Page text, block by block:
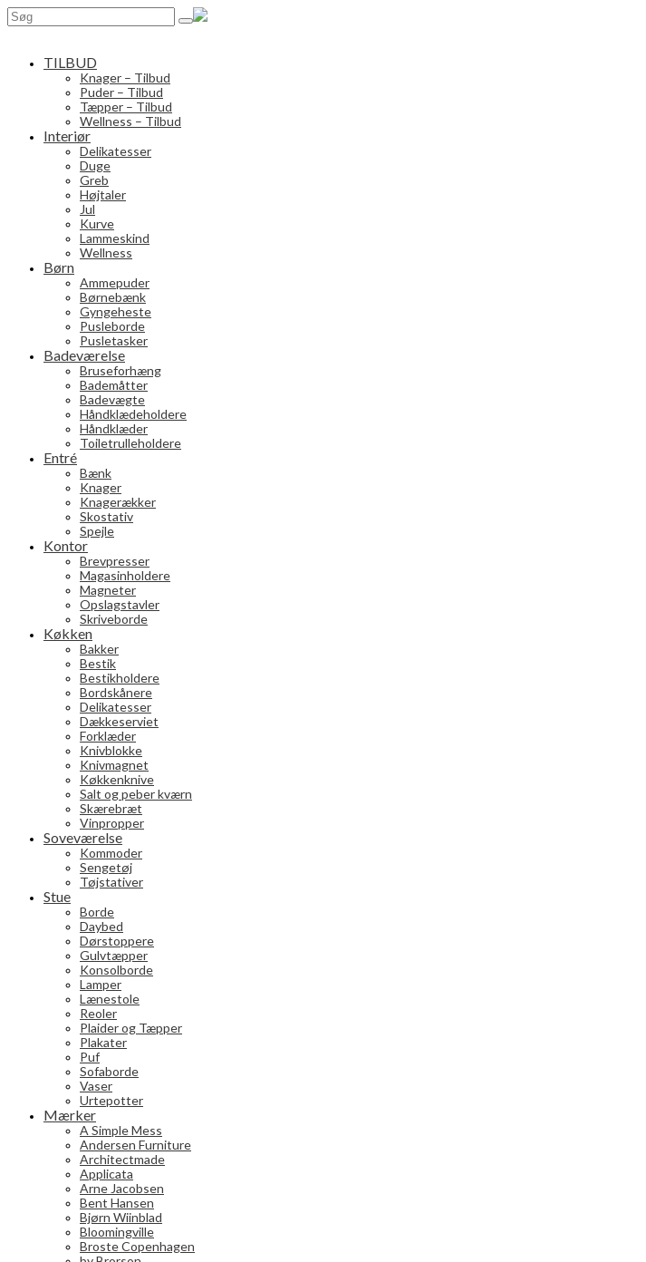
Search
for:
TILBUD
Knager – Tilbud
Puder – Tilbud
Tæpper – Tilbud
Wellness – Tilbud
Interiør
Delikatesser
Duge
Greb
Højtaler
Jul
Kurve
Lammeskind
Wellness
Børn
Ammepuder
Børnebænk
Gyngeheste
Pusleborde
Pusletasker
Badeværelse
Bruseforhæng
Bademåtter
Badevægte
Håndklædeholdere
Håndklæder
Toiletrulleholdere
Entré
Bænk
Knager
Knagerækker
Skostativ
Spejle
Kontor
Brevpresser
Magasinholdere
Magneter
Opslagstavler
Skriveborde
Køkken
Bakker
Bestik
Bestikholdere
Bordskånere
Delikatesser
Dækkeserviet
Forklæder
Knivblokke
Knivmagnet
Køkkenknive
Salt og peber kværn
Skærebræt
Vinpropper
Soveværelse
Kommoder
Sengetøj
Tøjstativer
Stue
Borde
Daybed
Dørstoppere
Gulvtæpper
Konsolborde
Lamper
Lænestole
Reoler
Plaider og Tæpper
Plakater
Puf
Sofaborde
Vaser
Urtepotter
Mærker
A Simple Mess
Andersen Furniture
Architectmade
Applicata
Arne Jacobsen
Bent Hansen
Bjørn Wiinblad
Bloomingville
Broste Copenhagen